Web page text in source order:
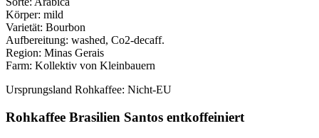
Körper: mild
Varietät: Bourbon
Aufbereitung: washed, Co2-decaff.
Region: Minas Gerais
Farm: Kollektiv von Kleinbauern
Ursprungsland Rohkaffee: Nicht-EU
Rohkaffee Brasilien Santos entkoffeiniert